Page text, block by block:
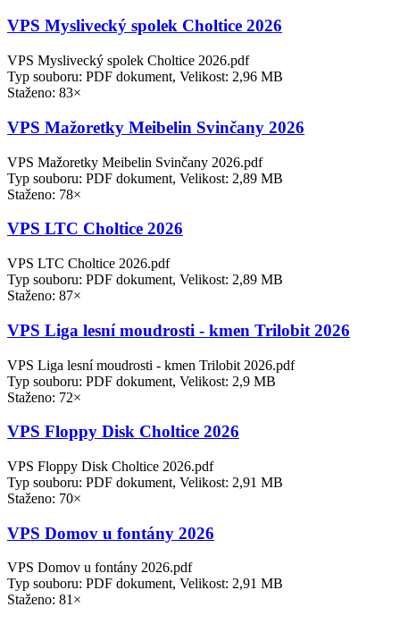
VPS Myslivecký spolek Choltice 2026
VPS Myslivecký spolek Choltice 2026.pdf
Typ souboru: PDF dokument, Velikost: 2,96 MB
Staženo: 83×
VPS Mažoretky Meibelin Svinčany 2026
VPS Mažoretky Meibelin Svinčany 2026.pdf
Typ souboru: PDF dokument, Velikost: 2,89 MB
Staženo: 78×
VPS LTC Choltice 2026
VPS LTC Choltice 2026.pdf
Typ souboru: PDF dokument, Velikost: 2,89 MB
Staženo: 87×
VPS Liga lesní moudrosti - kmen Trilobit 2026
VPS Liga lesní moudrosti - kmen Trilobit 2026.pdf
Typ souboru: PDF dokument, Velikost: 2,9 MB
Staženo: 72×
VPS Floppy Disk Choltice 2026
VPS Floppy Disk Choltice 2026.pdf
Typ souboru: PDF dokument, Velikost: 2,91 MB
Staženo: 70×
VPS Domov u fontány 2026
VPS Domov u fontány 2026.pdf
Typ souboru: PDF dokument, Velikost: 2,91 MB
Staženo: 81×